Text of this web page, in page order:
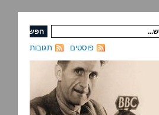
תגובות פוסטים